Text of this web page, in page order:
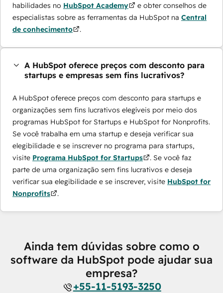
habilidades no HubSpot Academy
e obter conselhos de
especialistas sobre as ferramentas da HubSpot na Central
de conhecimento
.
A HubSpot oferece preços com desconto para
startups e empresas sem fins lucrativos?
A HubSpot oferece preços com desconto para startups e
organizações sem fins lucrativos elegíveis por meio dos
programas ​HubSpot for Startups e HubSpot for Nonprofits.
Se você trabalha em uma startup e deseja verificar sua
elegibilidade e se inscrever no programa para startups,
visite Programa HubSpot for Startups
. Se você faz
parte de uma organização sem fins lucrativos e deseja
verificar sua elegibilidade e se inscrever, visite HubSpot for
Nonprofits
.
Ainda tem dúvidas sobre como o
software da HubSpot pode ajudar sua
empresa?
+55-11-5193-3250